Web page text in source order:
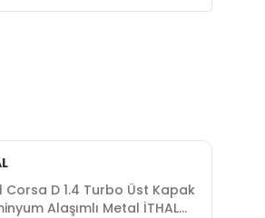
Corsa D 1.4 Turbo Üst Kapak
Alaşımlı Metal İTHAL